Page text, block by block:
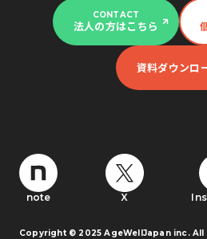
CONTACT
法人の方はこちら
資料ダウンロ
note X
Copyright © 2025 AgeWellJapan inc. All